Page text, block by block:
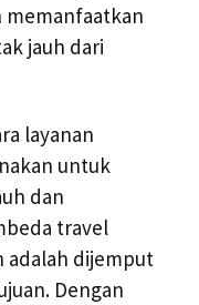
memanfaatkan
jauh dari
layanan
untuk
dan
travel
adalah dijemput
Dengan